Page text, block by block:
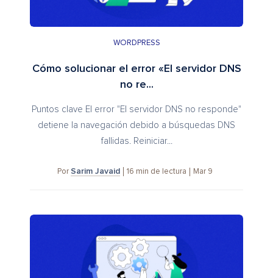
WORDPRESS
Cómo solucionar el error «El servidor DNS
no re...
Puntos clave El error "El servidor DNS no responde"
detiene la navegación debido a búsquedas DNS
fallidas. Reiniciar...
Por Sarim Javaid 16 min de lectura Mar 9